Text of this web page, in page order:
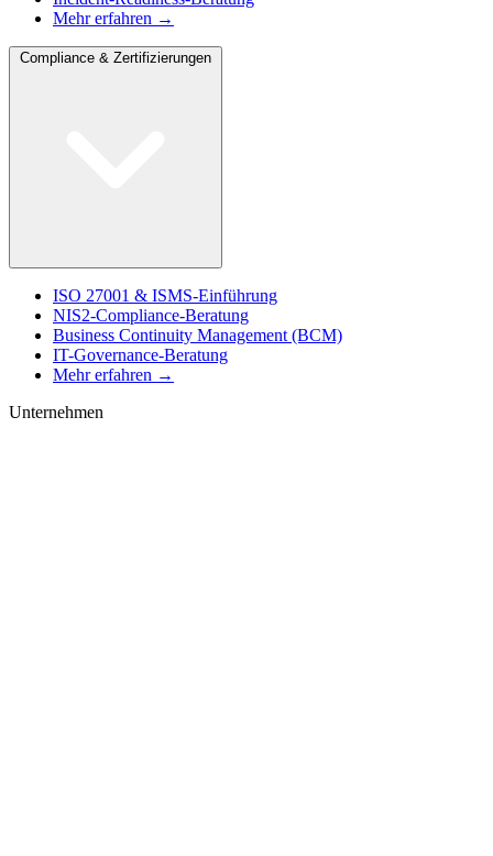
Mehr erfahren →
ISO 27001 & ISMS-Einführung
NIS2-Compliance-Beratung
Business Continuity Management (BCM)
IT-Governance-Beratung
Mehr erfahren →
Unternehmen